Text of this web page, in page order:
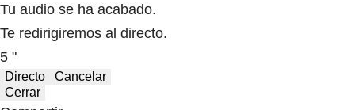
Tu audio se ha acabado.
Te redirigiremos al directo.
5 "
Directo
Cancelar
Cerrar